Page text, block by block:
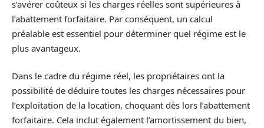
s’avérer coûteux si les charges réelles sont supérieures à
l’abattement forfaitaire. Par conséquent, un calcul
préalable est essentiel pour déterminer quel régime est le
plus avantageux.
Dans le cadre du régime réel, les propriétaires ont la
possibilité de déduire toutes les charges nécessaires pour
l’exploitation de la location, choquant dès lors l’abattement
forfaitaire. Cela inclut également l’amortissement du bien,